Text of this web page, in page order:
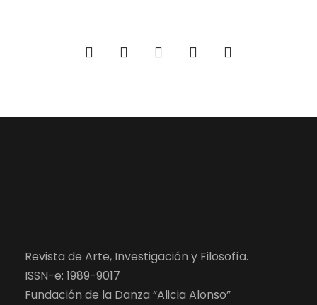
Revista de Arte, Investigación y Filosofía.
ISSN-e: 1989-9017
Fundación de la Danza “Alicia Alonso”